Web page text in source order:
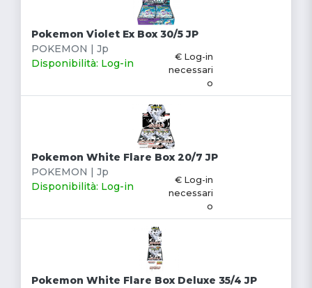
Pokemon Violet Ex Box 30/5 JP
POKEMON | Jp
Disponibilità: Log-in
€ Log-in
necessari
o
Pokemon White Flare Box 20/7 JP
POKEMON | Jp
Disponibilità: Log-in
€ Log-in
necessari
o
Pokemon White Flare Box Deluxe 35/4 JP